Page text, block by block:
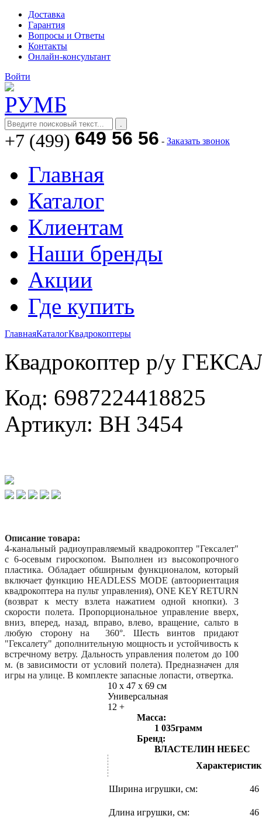
Доставка
Гарантия
Вопросы и Ответы
Контакты
Онлайн-консультант
Войти
+7 (499) 649 56 56 - Заказать звонок
Главная
Каталог
Клиентам
Наши бренды
Акции
Где купить
ГлавнаяКаталогКвадрокоптеры
Квадрокоптер р/у
Код: 6987224418825
Артикул: ВН 3454
Описание товара:
4-канальный радиоуправляемый квадрокоптер "Гексалет"
с 6-осевым гироскопом. Выполнен из высокопрочного
пластика. Обладает обширным функционалом, который
включает функцию HEADLESS MODE (автоориентация
квадрокоптера на пульт управления), ONE KEY RETURN
(возврат к месту взлета нажатием одной кнопки). 3
скорости полета. Пропорциональное управление вверх,
вниз, вперед, назад, вправо, влево, вращение, сальто в
любую сторону на 360°. Шесть винтов придают
"Гексалету" дополнительную мощность и устойчивость к
встречному ветру. Дальность управления полетом до 100
м. (в зависимости от условий полета). Предназначен для
игры на улице. В комплекте запасные лопасти, отвертка.
10 x 47 x 69 см
Универсальная
12 +
Масса:
1 035грамм
Бренд:
ВЛАСТЕЛИН НЕБЕС
Ширина игрушки, см: 46
Длина игрушки, см: 46